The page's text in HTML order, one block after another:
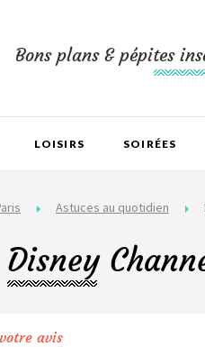
Bons plans & pépites
LOISIRS SOIRÉES
Astuces au quotidien
Disney
avis